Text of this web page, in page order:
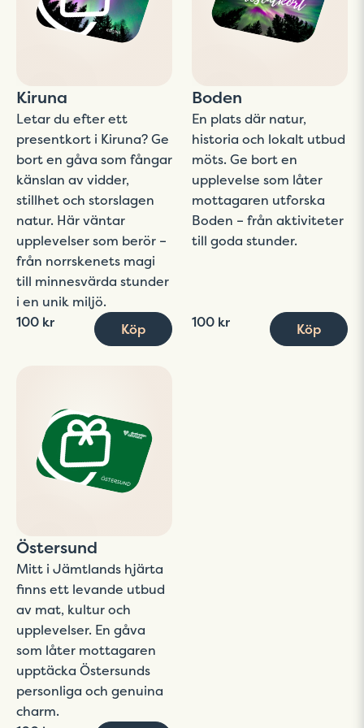
Kiruna
Letar du efter ett
presentkort i Kiruna? Ge
bort en gåva som fångar
känslan av vidder,
stillhet och storslagen
natur. Här väntar
upplevelser som berör –
från norrskenets magi
till minnesvärda stunder
i en unik miljö.
100 kr Köp
Boden
En plats där natur,
historia och lokalt utbud
möts. Ge bort en
upplevelse som låter
mottagaren utforska
Boden – från aktiviteter
till goda stunder.
100 kr Köp
Östersund
Mitt i Jämtlands hjärta
finns ett levande utbud
av mat, kultur och
upplevelser. En gåva
som låter mottagaren
upptäcka Östersunds
personliga och genuina
charm.